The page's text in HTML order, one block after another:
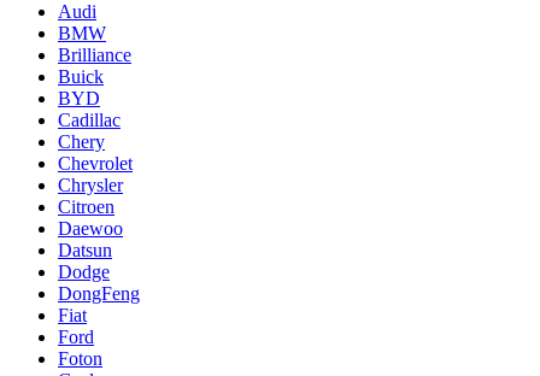
Audi
BMW
Brilliance
Buick
BYD
Cadillac
Chery
Chevrolet
Chrysler
Citroen
Daewoo
Datsun
Dodge
DongFeng
Fiat
Ford
Foton